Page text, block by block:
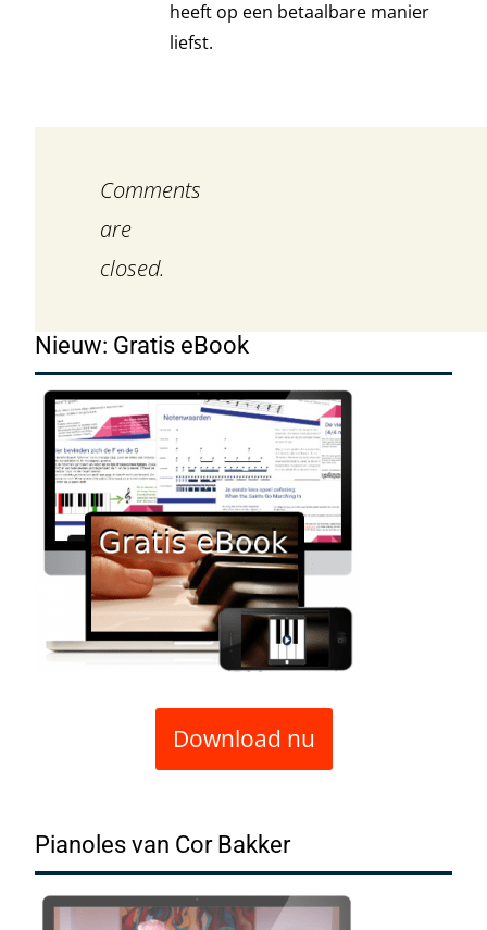
heeft op een betaalbare manier
liefst.
Comments
are
closed.
Nieuw: Gratis eBook
Download nu
Pianoles van Cor Bakker